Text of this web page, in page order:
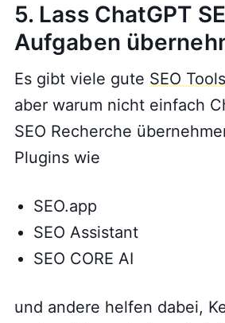
5. Lass ChatGPT
Aufgaben
Es gibt viele gute SEO Tools
aber warum nicht einfach
SEO Recherche
Plugins wie
SEO.app
SEO Assistant
SEO CORE AI
und andere helfen dabei,